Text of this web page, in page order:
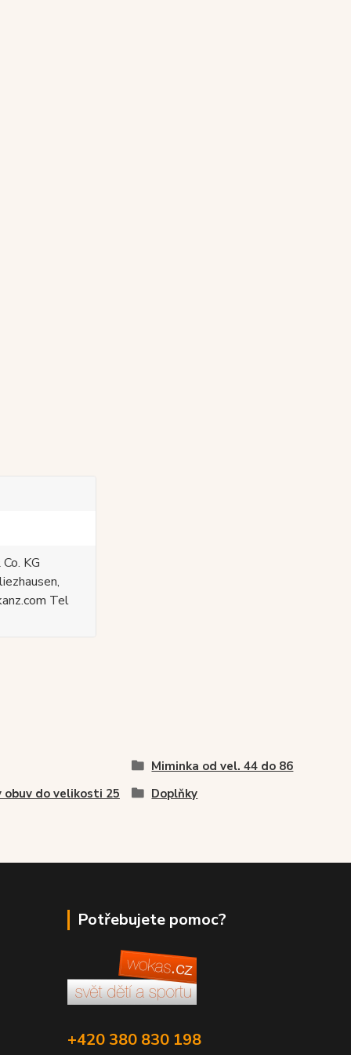
KG
Tel
Miminka od vel. 44 do 86
obuv do velikosti 25
Doplňky
Potřebujete pomoc?
+420 380 830 198